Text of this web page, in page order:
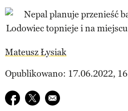
Mateusz Łysiak
Opublikowano: 17.06.2022,
Udostępnij na facebook
Udostępnij na twitter
E-mail do przyjaciela